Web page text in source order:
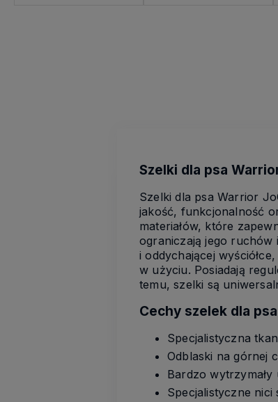
Szelki dla psa
Szelki dla psa Warrior
jakość, funkcjonalność
materiałów, które
ograniczają jego ruchów
i oddychającej
w użyciu. Posiadają
temu, szelki są
Cechy szelek dla
Specjalistyczna
Odblaski na górnej
Bardzo
Specjalistyczne nici